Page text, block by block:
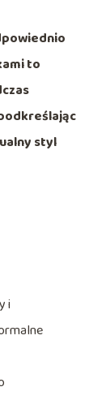
to
styl
i